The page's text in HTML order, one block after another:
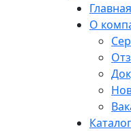
Главная
О